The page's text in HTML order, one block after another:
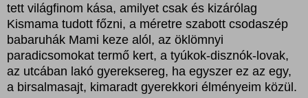
tett világfinom kása, amilyet csak és kizárólag
Kismama tudott főzni, a méretre szabott csodaszép
babaruhák Mami keze alól, az öklömnyi
paradicsomokat termő kert, a tyúkok-disznók-lovak,
az utcában lakó gyereksereg, ha egyszer ez az egy,
a birsalmasajt, kimaradt gyerekkori élményeim közül.